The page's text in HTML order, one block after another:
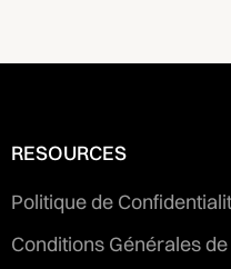
RESOURCES
Politique de
Conditions Générales